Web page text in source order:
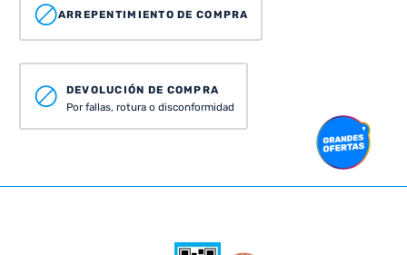
ARREPENTIMIENTO DE COMPRA
DEVOLUCIÓN DE COMPRA
Por fallas, rotura o disconformidad